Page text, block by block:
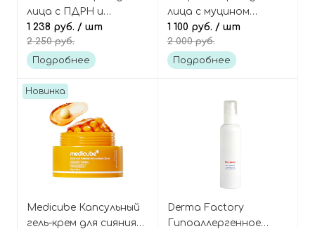
лица с ПДРН и
малиной, Vitavita
Raspberry PDRN Cream
1 238 руб. / шт
2 250 руб.
Подробнее
лица с муцином
улитки
восстанавливающий
Snail Recovery Cream
1 100 руб. / шт
2 000 руб.
Подробнее
Новинка
Medicube Капсульный
гель-крем для сияния
Derma Factory
Гипоаллергенное